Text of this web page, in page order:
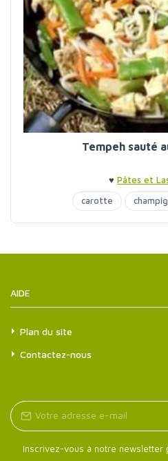
Tempeh sauté
♥ Pâtes et
carotte
les pasta
AIDE
Plan du site
Contactez-nous
Inscrivez-vous à notre newsletter